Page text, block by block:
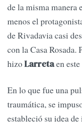
de la misma manera
menos el
de Rivadavia casi
con la Casa Rosada.
hizoLarretaen
En lo que fue una
traumática, se
estableció su idea